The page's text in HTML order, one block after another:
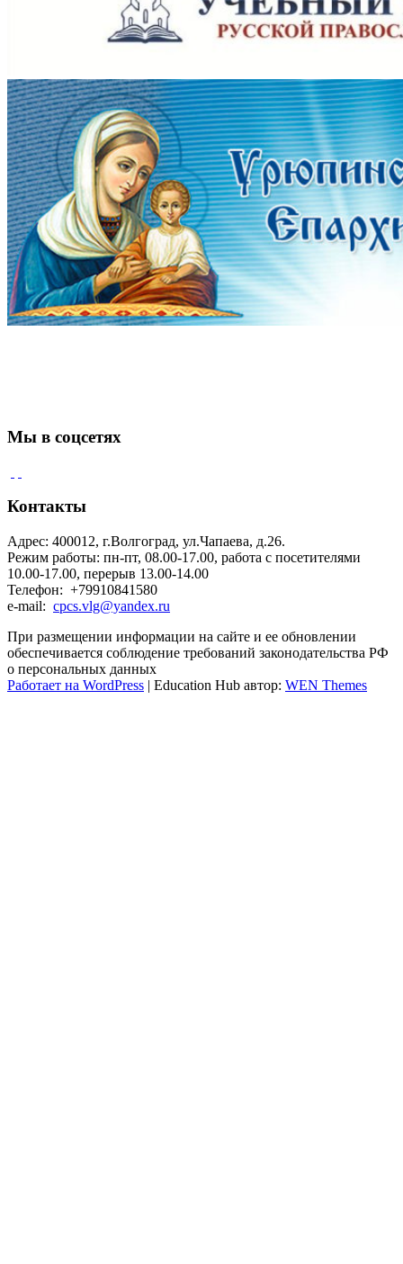
Мы в соцсетях
Контакты
Адрес: 400012, г.Волгоград, ул.Чапаева, д.26.
Режим работы: пн-пт, 08.00-17.00, работа с посетителями
10.00-17.00, перерыв 13.00-14.00
Телефон: +79910841580
e-mail: cpcs.vlg@yandex.ru
При размещении информации на сайте и ее обновлении
обеспечивается соблюдение требований законодательства РФ
о персональных данных
Работает на WordPress | Education Hub автор: WEN Themes